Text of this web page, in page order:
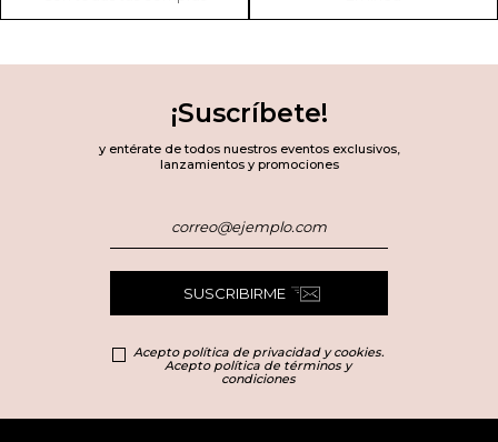
¡Suscríbete!
y entérate de todos nuestros eventos exclusivos,
lanzamientos y promociones
SUSCRIBIRME
Acepto política de privacidad y cookies.
Acepto política de términos y
condiciones